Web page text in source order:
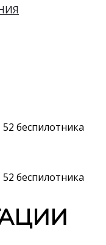
беспилотника
беспилотника